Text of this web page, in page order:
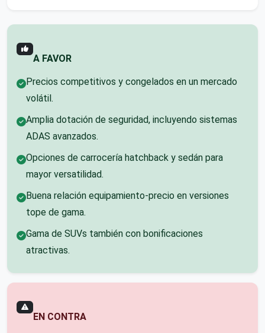
A FAVOR
Precios competitivos y congelados en un mercado
volátil.
Amplia dotación de seguridad, incluyendo sistemas
ADAS avanzados.
Opciones de carrocería hatchback y sedán para
mayor versatilidad.
Buena relación equipamiento-precio en versiones
tope de gama.
Gama de SUVs también con bonificaciones
atractivas.
EN CONTRA